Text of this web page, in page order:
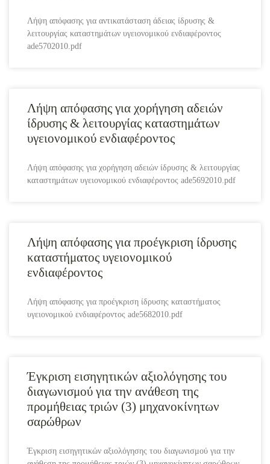
Λήψη απόφασης για αντικατάσταση άδειας ίδρυσης &
λειτουργίας καταστημάτων υγειονομικού ενδιαφέροντος
ade5702010.pdf
Λήψη απόφασης για χορήγηση αδειών
ίδρυσης & λειτουργίας καταστημάτων
υγειονομικού ενδιαφέροντος
Λήψη απόφασης για χορήγηση αδειών ίδρυσης & λειτουργίας
καταστημάτων υγειονομικού ενδιαφέροντος ade5692010.pdf
Λήψη απόφασης για προέγκριση ίδρυσης
καταστήματος υγειονομικού
ενδιαφέροντος
Λήψη απόφασης για προέγκριση ίδρυσης καταστήματος
υγειονομικού ενδιαφέροντος ade5682010.pdf
Έγκριση εισηγητικών αξιολόγησης του
διαγωνισμού για την ανάθεση της
προμήθειας τριών (3) μηχανοκίνητων
σαρώθρων
Έγκριση εισηγητικών αξιολόγησης του διαγωνισμού για την